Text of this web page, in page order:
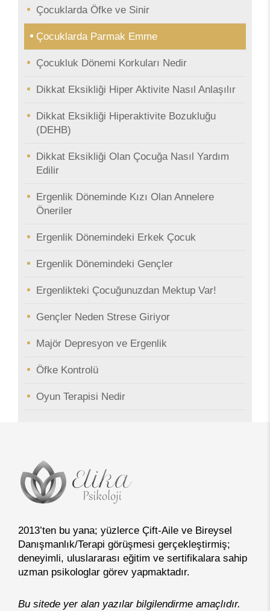
Çocuklarda Öfke ve Sinir
Çocuklarda Parmak Emme
Çocukluk Dönemi Korkuları Nedir
Dikkat Eksikliği Hiper Aktivite Nasıl Anlaşılır
Dikkat Eksikliği Hiperaktivite Bozukluğu
(DEHB)
Dikkat Eksikliği Olan Çocuğa Nasıl Yardım
Edilir
Ergenlik Döneminde Kızı Olan Annelere
Öneriler
Ergenlik Dönemindeki Erkek Çocuk
Ergenlik Dönemindeki Gençler
Ergenlikteki Çocuğunuzdan Mektup Var!
Gençler Neden Strese Giriyor
Majör Depresyon ve Ergenlik
Öfke Kontrolü
Oyun Terapisi Nedir
2013’ten bu yana; yüzlerce Çift-Aile ve Bireysel
Danışmanlık/Terapi görüşmesi gerçekleştirmiş;
deneyimli, uluslararası eğitim ve sertifikalara sahip
uzman psikologlar görev yapmaktadır.
Bu sitede yer alan yazılar bilgilendirme amaçlıdır.